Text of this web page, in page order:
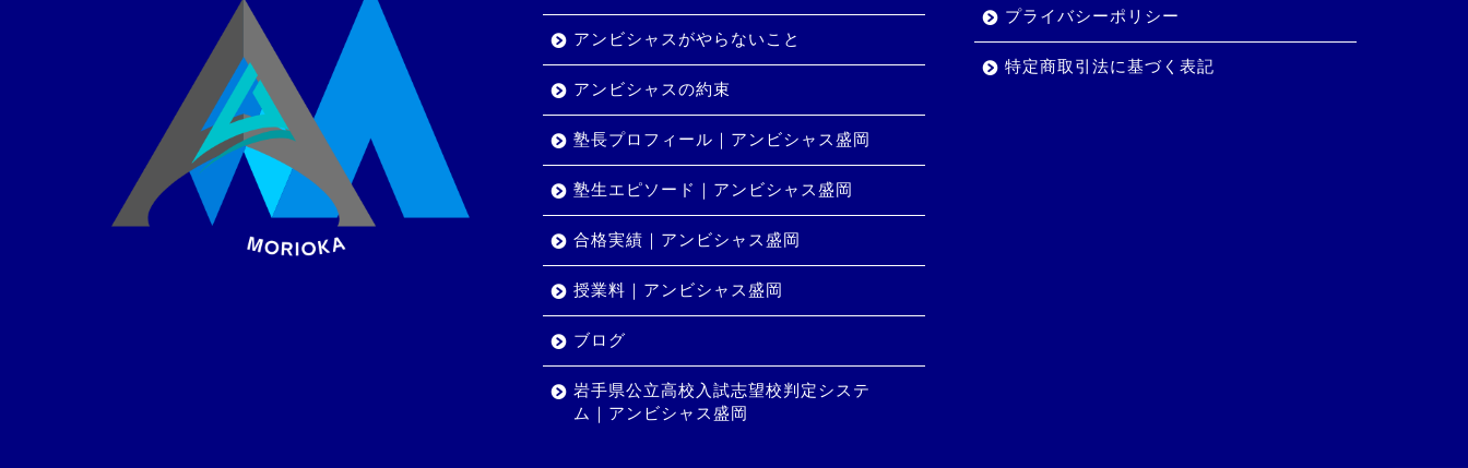
アンビシャスがやらないこと
アンビシャスの約束
塾長プロフィール｜アンビシャス盛岡
塾生エピソード｜アンビシャス盛岡
合格実績｜アンビシャス盛岡
授業料｜アンビシャス盛岡
ブログ
岩手県公立高校入試志望校判定システ
ム｜アンビシャス盛岡
プライバシーポリシー
特定商取引法に基づく表記